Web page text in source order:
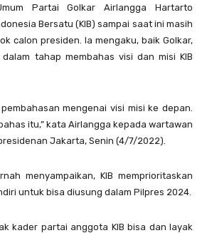
Partai Golkar Airlangga Hartarto
Bersatu (KIB) sampai saat ini masih
calon presiden. Ia mengaku, baik Golkar,
tahap membahas visi dan misi KIB
mengenai visi misi ke depan.
itu,” kata Airlangga kepada wartawan
Jakarta, Senin (4/7/2022).
menyampaikan, KIB memprioritaskan
untuk bisa diusung dalam Pilpres 2024.
kader partai anggota KIB bisa dan layak